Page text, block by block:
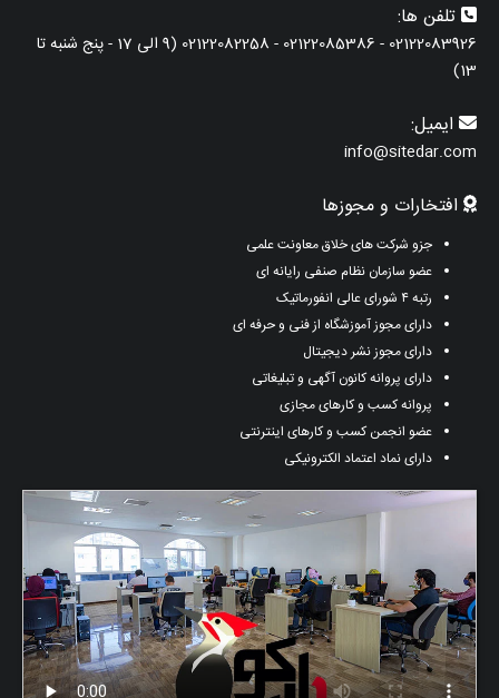
تلفن ها:
02122083926 - 02122085386 - 02122082258 (9 الی 17 - پنج شنبه تا
13)
ایمیل:
info@sitedar.com
افتخارات و مجوزها
جزو شرکت های خلاق معاونت علمی
عضو سازمان نظام صنفی رایانه ای
رتبه ۴ شورای عالی انفورماتیک
دارای مجوز آموزشگاه از فنی و حرفه ای
دارای مجوز نشر دیجیتال
دارای پروانه کانون آگهی و تبلیغاتی
پروانه کسب و کارهای مجازی
عضو انجمن کسب و کارهای اینترنتی
دارای نماد اعتماد الکترونیکی